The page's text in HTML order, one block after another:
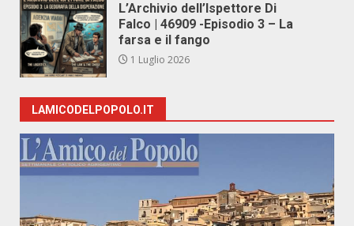
L’Archivio dell’Ispettore Di
Falco | 46909 -Episodio 3 – La
farsa e il fango
1 Luglio 2026
LAMICODELPOPOLO.IT